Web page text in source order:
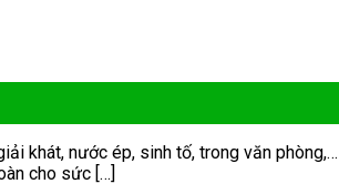
khát, nước ép, sinh tố, trong văn
cho sức […]